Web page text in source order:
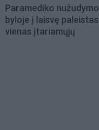
Paramediko nužudymo
byloje į laisvę paleistas
vienas įtariamųjų